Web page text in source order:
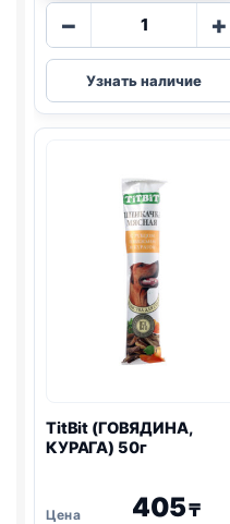
−
Количество
TitBit
Золотая
коллекция
ГОВЯДИНА)
80г
+
Узнать наличие
TitBit (ГОВЯДИНА,
КУРАГА) 50г
405₸